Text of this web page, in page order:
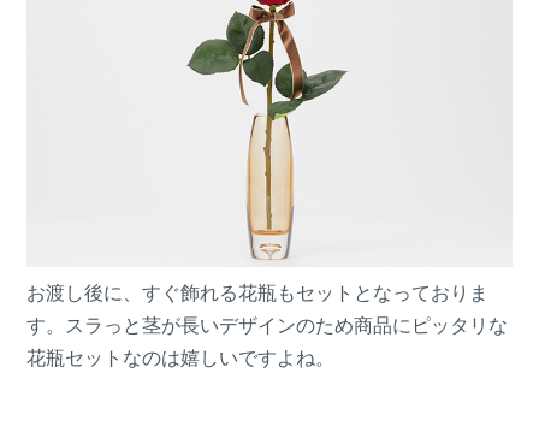
お渡し後に、すぐ飾れる花瓶もセットとなっておりま
す。スラっと茎が長いデザインのため商品にピッタリな
花瓶セットなのは嬉しいですよね。